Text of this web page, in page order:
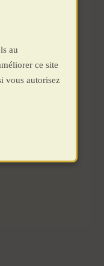
au
ce site
vous autorisez